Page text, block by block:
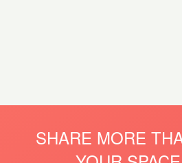
SHARE MORE